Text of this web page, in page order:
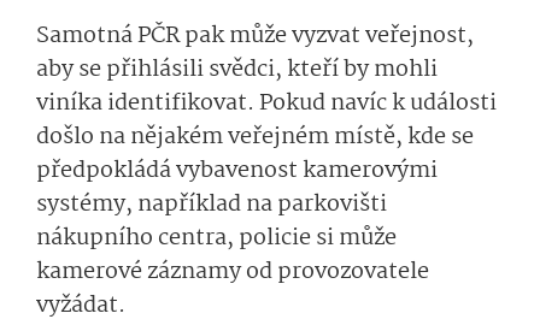
Samotná PČR pakmůže vyzvat veřejnost,
aby se přihlásili svědci, kteří by mohli
viníka identifikovat­. Pokud navíc k události
došlo na nějakém veřejném místě, kde se
předpokládá vybavenost kamerovými
systémy, například na parkovišti
nákupního centra, policie si může
kamerové záznamy od provozovatele
vyžádat.